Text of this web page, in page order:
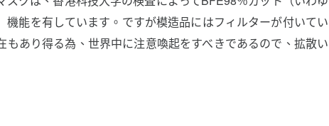
機能を有しています。ですが模造品にはフィルターが付いてい
もあり得る為、世界中に注意喚起をすべきであるので、拡散い